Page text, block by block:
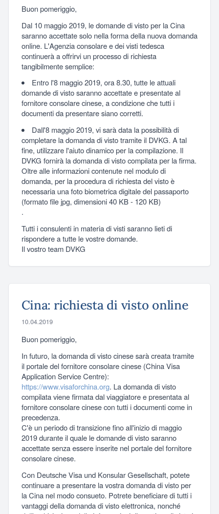
Buon pomeriggio,
Dal 10 maggio 2019, le domande di visto per la Cina
saranno accettate solo nella forma della nuova domanda
online. L'Agenzia consolare e dei visti tedesca
continuerà a offrirvi un processo di richiesta
tangibilmente semplice:
Entro l'8 maggio 2019, ora 8.30, tutte le attuali
domande di visto saranno accettate e presentate al
fornitore consolare cinese, a condizione che tutti i
documenti da presentare siano corretti.
Dall'8 maggio 2019, vi sarà data la possibilità di
completare la domanda di visto tramite il DVKG. A tal
fine, utilizzare l'aiuto dinamico per la compilazione. Il
DVKG fornirà la domanda di visto compilata per la firma.
Oltre alle informazioni contenute nel modulo di
domanda, per la procedura di richiesta del visto è
necessaria una foto biometrica digitale del passaporto
(formato file jpg, dimensioni 40 KB - 120 KB)
.
Tutti i consulenti in materia di visti saranno lieti di
rispondere a tutte le vostre domande.
Il vostro team DVKG
Cina: richiesta di visto online
10.04.2019
Buon pomeriggio,
In futuro, la domanda di visto cinese sarà creata tramite
il portale del fornitore consolare cinese (China Visa
Application Service Centre):
https://www.visaforchina.org. La domanda di visto
compilata viene firmata dal viaggiatore e presentata al
fornitore consolare cinese con tutti i documenti come in
precedenza.
C'è un periodo di transizione fino all'inizio di maggio
2019 durante il quale le domande di visto saranno
accettate senza essere inserite nel portale del fornitore
consolare cinese.
Con Deutsche Visa und Konsular Gesellschaft, potete
continuare a presentare la vostra domanda di visto per
la Cina nel modo consueto. Potrete beneficiare di tutti i
vantaggi della domanda di visto elettronica, nonché